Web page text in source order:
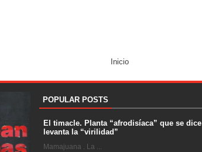
Inicio
POPULAR POSTS
El timacle. Planta “afrodisíaca” que se dice
levanta la “virilidad”
Mamajuana . La ...